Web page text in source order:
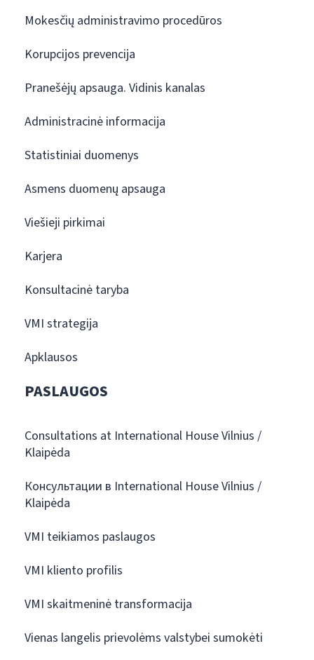
Mokesčių administravimo procedūros
Korupcijos prevencija
Pranešėjų apsauga. Vidinis kanalas
Administracinė informacija
Statistiniai duomenys
Asmens duomenų apsauga
Viešieji pirkimai
Karjera
Konsultacinė taryba
VMI strategija
Apklausos
PASLAUGOS
Consultations at International House Vilnius /
Klaipėda
Консультации в International House Vilnius /
Klaipėda
VMI teikiamos paslaugos
VMI kliento profilis
VMI skaitmeninė transformacija
Vienas langelis prievolėms valstybei sumokėti